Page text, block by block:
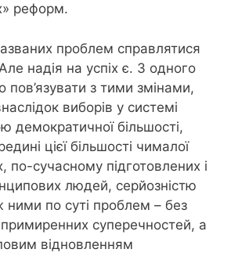
реформ.
проблем справлятися
надія на успіх є. З одного
пов’язувати з тими змінами,
виборів у системі
демократичної більшості,
цієї більшості чималої
по-сучасному підготовлених і
людей, серйозністю
ними по суті проблем – без
суперечностей, а
відновленням